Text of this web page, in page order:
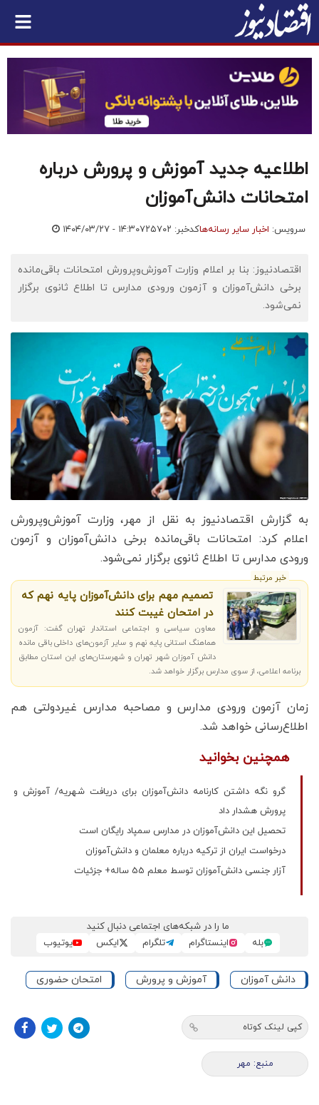
اطلاعیه جدید آموزش و پرورش درباره
امتحانات دانش‌آموزان
سرویس: اخبار سایر رسانه‌هاکدخبر: ۷۲۵۷۰۲ ۱۴۰۴/۰۳/۲۷ - ۱۴:۳۰
اقتصادنیوز: بنا بر اعلام وزارت آموزش‌وپرورش امتحانات باقی‌مانده
برخی دانش‌آموزان و آزمون ورودی مدارس تا اطلاع ثانوی برگزار
نمی‌شود.
به گزارش اقتصادنیوز به نقل از مهر، وزارت آموزش‌وپرورش
اعلام کرد: امتحانات باقی‌مانده برخی دانش‌آموزان و آزمون
ورودی مدارس تا اطلاع ثانوی برگزار نمی‌شود.
خبر مرتبط
تصمیم مهم برای دانش‌آموزان پایه نهم که
در امتحان غیبت کنند
معاون سیاسی و اجتماعی استاندار تهران گفت: آزمون
هماهنگ استانی پایه نهم و سایر آزمون‌های داخلی باقی مانده
دانش آموزان شهر تهران و شهرستان‌های این استان مطابق
برنامه اعلامی، از سوی مدارس برگزار خواهد شد.
زمان آزمون ورودی مدارس و مصاحبه مدارس غیردولتی هم
اطلاع‌رسانی خواهد شد.
همچنین بخوانید
گرو نگه داشتن کارنامه دانش‌آموزان برای دریافت شهریه/ آموزش و
پرورش هشدار داد
تحصیل این دانش‌آموزان در مدارس سمپاد رایگان است
درخواست ایران از ترکیه درباره معلمان و دانش‌آموزان
آزار جنسی دانش‌آموزان توسط معلم 55 ساله+ جزئیات
ما را در شبکه‌های اجتماعی دنبال کنید
بله
اینستاگرام تلگرام ایکس یوتیوب
دانش آموزان آموزش و پرورش امتحان حضوری
کپی لینک کوتاه
منبع: مهر